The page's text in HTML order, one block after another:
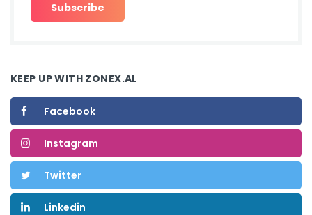
KEEP UP WITH ZONEX.AL
Facebook
Instagram
Twitter
Linkedin